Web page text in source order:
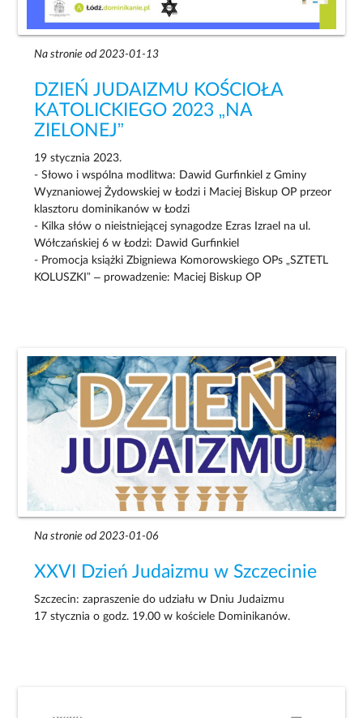
Na stronie od 2023-01-13
DZIEŃ JUDAIZMU KOŚCIOŁA
KATOLICKIEGO 2023 „NA
ZIELONEJ”
19 stycznia 2023.
- Słowo i wspólna modlitwa: Dawid Gurfinkiel z Gminy
Wyznaniowej Żydowskiej w Łodzi i Maciej Biskup OP przeor
klasztoru dominikanów w Łodzi
- Kilka słów o nieistniejącej synagodze Ezras Izrael na ul.
Wółczańskiej 6 w Łodzi: Dawid Gurfinkiel
- Promocja książki Zbigniewa Komorowskiego OPs „SZTETL
KOLUSZKI” – prowadzenie: Maciej Biskup OP
Na stronie od 2023-01-06
XXVI Dzień Judaizmu w Szczecinie
Szczecin: zapraszenie do udziału w Dniu Judaizmu
17 stycznia o godz. 19.00 w kościele Dominikanów.